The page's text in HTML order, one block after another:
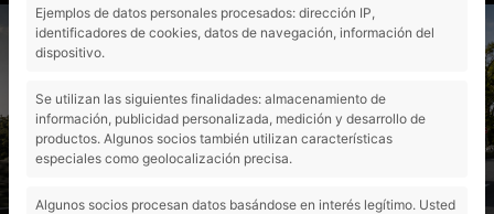
Ejemplos de datos personales procesados: dirección IP,
identificadores de cookies, datos de navegación, información del
dispositivo.
Se utilizan las siguientes finalidades: almacenamiento de
información, publicidad personalizada, medición y desarrollo de
productos. Algunos socios también utilizan características
especiales como geolocalización precisa.
Algunos socios procesan datos basándose en interés legítimo. Usted